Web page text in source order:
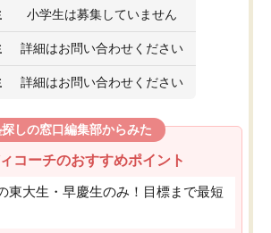
小学生は募集していません
詳細はお問い合わせください
詳細はお問い合わせください
しの窓口編集部からみた
コーチのおすすめポイント
東大生・早慶生のみ！目標まで最短